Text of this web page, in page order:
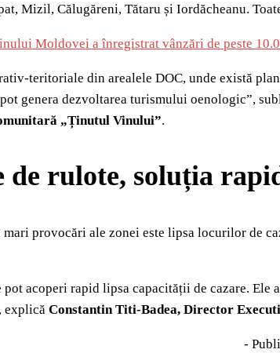
Mizil, Călugăreni, Tătaru și Iordăcheanu.
Moldovei a înregistrat vânzări de peste
din arealele DOC, unde există
genera dezvoltarea turismului oenologic”,
„Ținutul Vinului”.
de rulote, soluția
mari provocări ale zonei este lipsa locurilor de
pot acoperi rapid lipsa capacității de cazare.
explicăConstantin Titi‑Badea, Director
-